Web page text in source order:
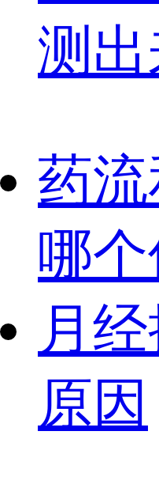
测
药
哪
月
原因